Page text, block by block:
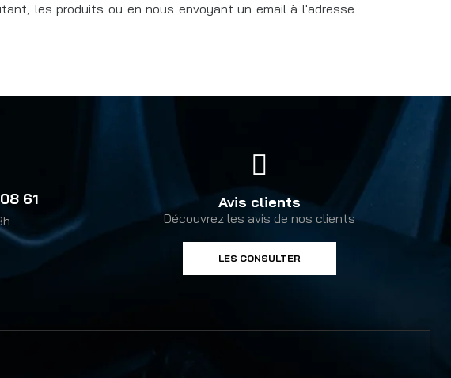
les produits ou en nous envoyant un email à l'adresse
61 Avis clients
Découvrez les avis de nos clients
LES CONSULTER